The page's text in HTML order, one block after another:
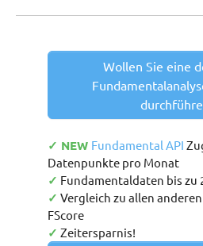
Wollen Sie eine
✓ NEW Fundamental API
Datenpunkte pro Monat
✓ Fundamentaldaten bis zu
✓ Vergleich zu allen
FScore
✓ Zeitersparnis!